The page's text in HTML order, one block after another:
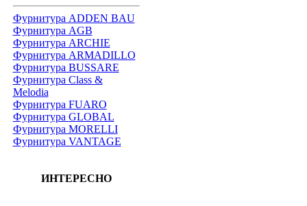
Фурнитура ADDEN BAU
Фурнитура AGB
Фурнитура ARCHIE
Фурнитура ARMADILLO
Фурнитура BUSSARE
Фурнитура Class &
Melodia
Фурнитура FUARO
Фурнитура GLOBAL
Фурнитура MORELLI
Фурнитура VANTAGE
ИНТЕРЕСНО